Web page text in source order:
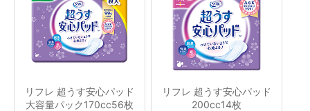
リフレ 超うす安心パッド
大容量パック170cc56枚
リフレ 超うす安心パッド
200cc14枚